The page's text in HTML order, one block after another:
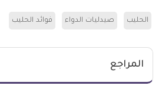
الحليب صيدليات الدواء فوائد الحليب
المراجع